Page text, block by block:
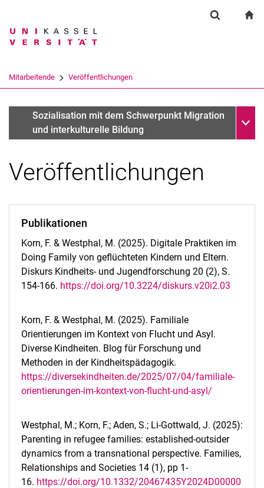
Springe direkt zu: Inhalt
Springe direkt zu: Suche
Springe direkt zu:
Suchbegriff
Suchen (öffnet externen Link in einem
Mitarbeitende Veröffentlichungen
Franziska Korn
Sozialisation mit dem Schwerpunkt Migration
und interkulturelle Bildung
Nina Behboud
Vanessa Probst
Veröffentlichungen
Publikationen
Korn, F. & Westphal, M. (2025). Digitale Praktiken im
Doing Family von geflüchteten Kindern und Eltern.
Diskurs Kindheits- und Jugendforschung 20 (2), S.
154-166. https://doi.org/10.3224/diskurs.v20i2.03
Korn, F. & Westphal, M. (2025). Familiale
Orientierungen im Kontext von Flucht und Asyl.
Diverse Kindheiten. Blog für Forschung und
Methoden in der Kindheitspädagogik.
https://diversekindheiten.de/2025/07/04/familiale-
orientierungen-im-kontext-von-flucht-und-asyl/
Westphal, M.; Korn, F.; Aden, S.; Li-Gottwald, J. (2025):
Parenting in refugee families: established-outsider
dynamics from a transnational perspective. Families,
Relationships and Societies 14 (1), pp 1-
16. https://doi.org/10.1332/20467435Y2024D00000